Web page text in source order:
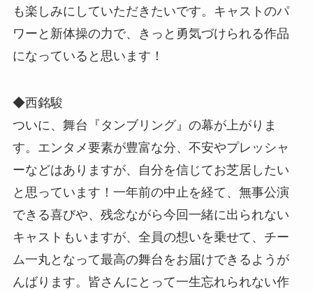
も楽しみにしていただきたいです。キャストのパ
ワーと新体操の力で、きっと勇気づけられる作品
になっていると思います！
◆西銘駿
ついに、舞台『タンブリング』の幕が上がりま
す。エンタメ要素が豊富な分、不安やプレッシャ
ーなどはありますが、自分を信じてお芝居したい
と思っています！一年前の中止を経て、無事公演
できる喜びや、残念ながら今回一緒に出られない
キャストもいますが、全員の想いを乗せて、チー
ム一丸となって最高の舞台をお届けできるようが
んばります。皆さんにとって一生忘れられない作